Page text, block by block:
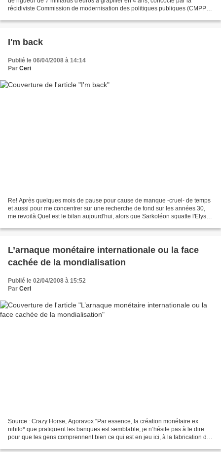
récidiviste Commission de modernisation des politiques publiques (CMPP).
I'm back
Publié le 06/04/2008 à 14:14
Par Ceri
Re! Après quelques mois de pause pour cause de manque -cruel- de temps
et aussi pour me concentrer sur une recherche de fond sur les années 30,
me revoilà.Quel est le bilan aujourd'hui, alors que Sarkoléon squatte l'Elysée
L’arnaque monétaire internationale ou la face
cachée de la mondialisation
Publié le 02/04/2008 à 15:52
Par Ceri
Source : Crazy Horse, Agoravox “Par essence, la création monétaire ex
nihilo* que pratiquent les banques est semblable, je n’hésite pas à le dire
pour que les gens comprennent bien ce qui est en jeu ici, à la fabrication de